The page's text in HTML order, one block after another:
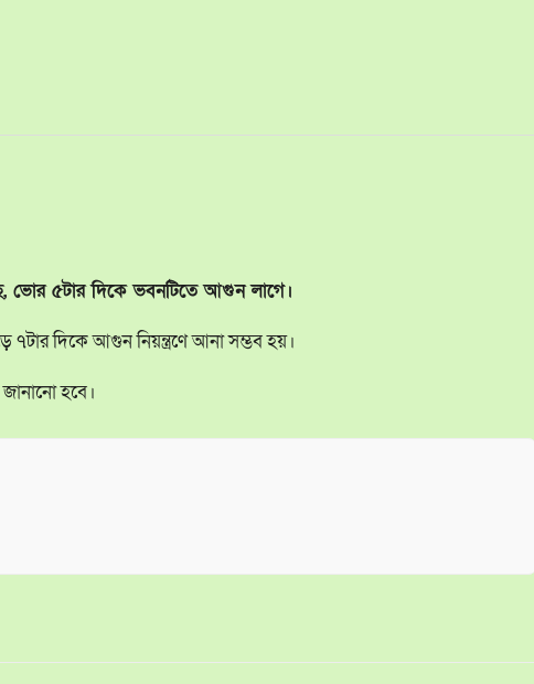
ভোর ৫টার দিকে ভবনটিতে আগুন লাগে।
৭টার দিকে আগুন নিয়ন্ত্রণে আনা সম্ভব হয়।
হবে।